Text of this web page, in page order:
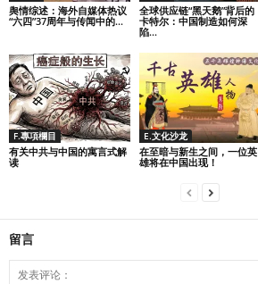
舆情综述：海外自媒体热议
“六四”37周年与传闻中的...
全球供应链“黑天鹅”背后的
卡特尔：中国制造如何深
陷...
F.專項欄目
有关中共与中国的寓言式解
读
E.文化沙龙
在至暗与新生之间，一位英
雄将在中国出现！
留言